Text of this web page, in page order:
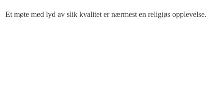
Et møte med lyd av slik kvalitet er nærmest en religiøs opplevelse.